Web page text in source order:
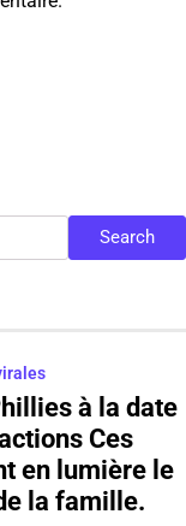
Search
à la date
Ces
en lumière le
la famille.